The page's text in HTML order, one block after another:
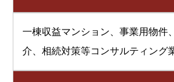
一棟収益マンション、事業用物件
介、相続対策等コンサルティング